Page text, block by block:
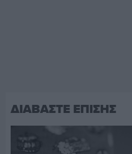
ΔΙΑΒΑΣΤΕ ΕΠΙΣΗΣ